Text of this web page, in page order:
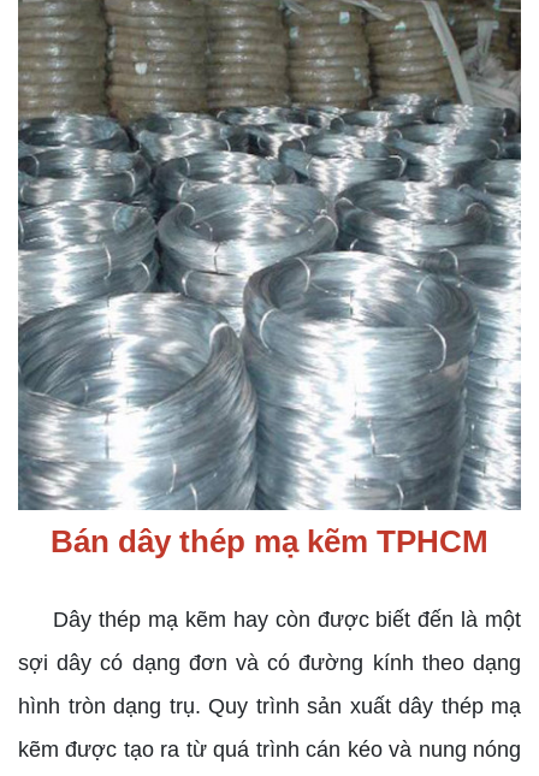
Bán dây thép mạ kẽm TPHCM
Dây thép mạ kẽm hay còn được biết đến là một
sợi dây có dạng đơn và có đường kính theo dạng
hình tròn dạng trụ. Quy trình sản xuất dây thép mạ
kẽm được tạo ra từ quá trình cán kéo và nung nóng